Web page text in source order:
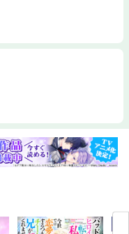
数）、ニューラルネットワ
切に、かつ、詳しく解説を
解